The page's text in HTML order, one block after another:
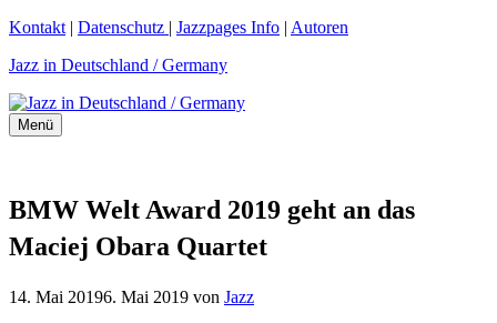
Zum
springen
Kontakt | Datenschutz | Jazzpages Info | Autoren
Jazz in Deutschland / Germany
Menü
BMW Welt Award 2019 geht an das
Maciej Obara Quartet
14. Mai 20196. Mai 2019 von Jazz